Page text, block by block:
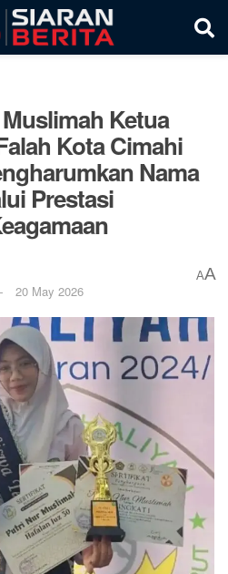
Ketua
Kota Cimahi
Nama
Prestasi
20 May 2026
AA